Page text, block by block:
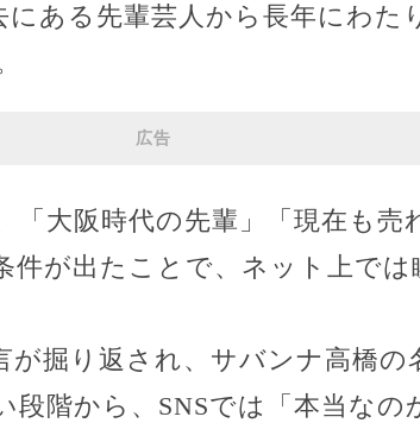
にある先輩芸人から長年にわた
広告
大阪時代の先輩」「現在も売
件が出たことで、ネット上で
が掘り返され、サバンナ高橋の
段階から、SNSでは「本当なの